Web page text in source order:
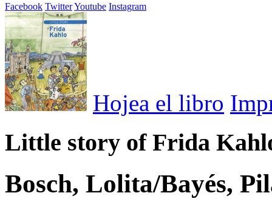
Facebook TwitterYoutube Instagram
Hojea el libro
Little story of Frida
Bosch, Lolita/Bayés,